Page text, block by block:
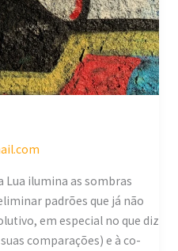
Lua ilumina as sombras
padrões que já não
em especial no que diz
comparações) e à co-